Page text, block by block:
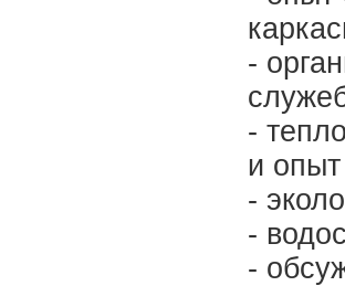
-
-
и опыт
-
-
-